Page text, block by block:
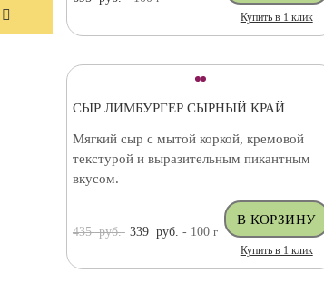
Купить в 1 клик
СЫР ЛИМБУРГЕР СЫРНЫЙ КРАЙ
Мягкий сыр с мытой коркой, кремовой
текстурой и выразительным пикантным
вкусом.
435руб. 339 руб. - 100 г
Купить в 1 клик